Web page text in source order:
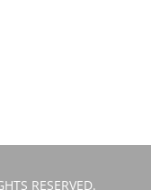
RESERVED.